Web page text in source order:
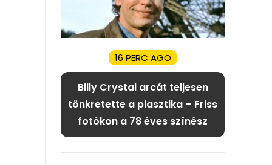
16 PERC AGO
Billy Crystal arcát teljesen
tönkretette a plasztika – Friss
fotókon a 78 éves színész